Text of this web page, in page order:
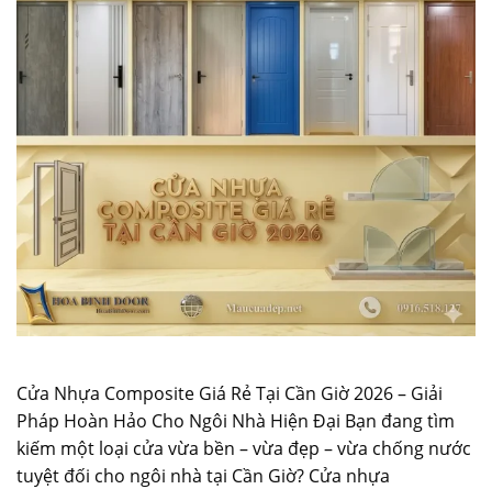
Cửa Nhựa Composite Giá Rẻ Tại Cần Giờ 2026 – Giải
Pháp Hoàn Hảo Cho Ngôi Nhà Hiện Đại Bạn đang tìm
kiếm một loại cửa vừa bền – vừa đẹp – vừa chống nước
tuyệt đối cho ngôi nhà tại Cần Giờ? Cửa nhựa